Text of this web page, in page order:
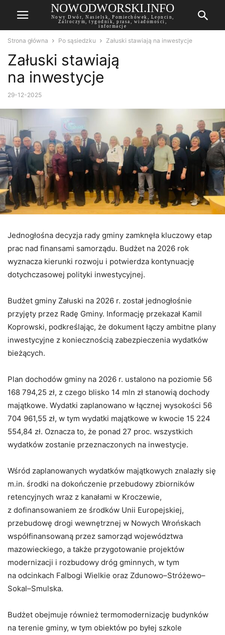
NOWODWORSKI.INFO
Nowy Dwór, Nasielsk, Pomiechówek, Leoncin,
Zalroczym, tygodnik, prasa, wiadomości,
informacje
Strona główna Po sąsiedzku Załuski stawiają na inwestycje
Załuski stawiają
na inwestycje
29-12-2025
Jednogłośna decyzja rady gminy zamknęła kluczowy etap
prac nad finansami samorządu. Budżet na 2026 rok
wyznacza kierunki rozwoju i potwierdza kontynuację
dotychczasowej polityki inwestycyjnej.
Budżet gminy Załuski na 2026 r. został jednogłośnie
przyjęty przez Radę Gminy. Informację przekazał Kamil
Koprowski, podkreślając, że dokument łączy ambitne plany
inwestycyjne z koniecznością zabezpieczenia wydatków
bieżących.
Plan dochodów gminy na 2026 r. ustalono na poziomie 56
168 794,25 zł, z czego blisko 14 mln zł stanowią dochody
majątkowe. Wydatki zaplanowano w łącznej wysokości 56
704 961,55 zł, w tym wydatki majątkowe w kwocie 15 224
554,84 zł. Oznacza to, że ponad 27 proc. wszystkich
wydatków zostanie przeznaczonych na inwestycje.
Wśród zaplanowanych wydatków majątkowych znalazły się
m.in. środki na dokończenie przebudowy zbiorników
retencyjnych wraz z kanałami w Kroczewie,
z dofinansowaniem ze środków Unii Europejskiej,
przebudowę drogi wewnętrznej w Nowych Wrońskach
współfinansowaną przez samorząd województwa
mazowieckiego, a także przygotowanie projektów
modernizacji i rozbudowy dróg gminnych, w tym
na odcinkach Falbogi Wielkie oraz Zdunowo–Stróżewo–
Sokal–Smulska.
Budżet obejmuje również termomodernizację budynków
na terenie gminy, w tym obiektów po byłej szkole